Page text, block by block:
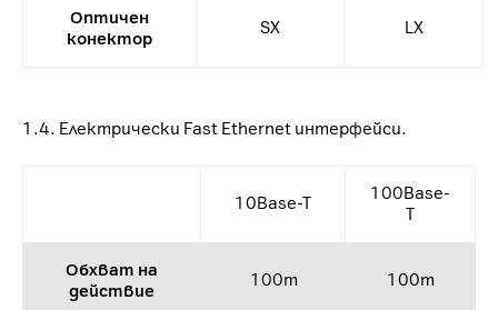
Оптичен
конектор
SX LX
1.4. Електрически Fast Ethernet интерфейси.
10Base-T
100Base-
T
Обхват на
действие
100m 100m